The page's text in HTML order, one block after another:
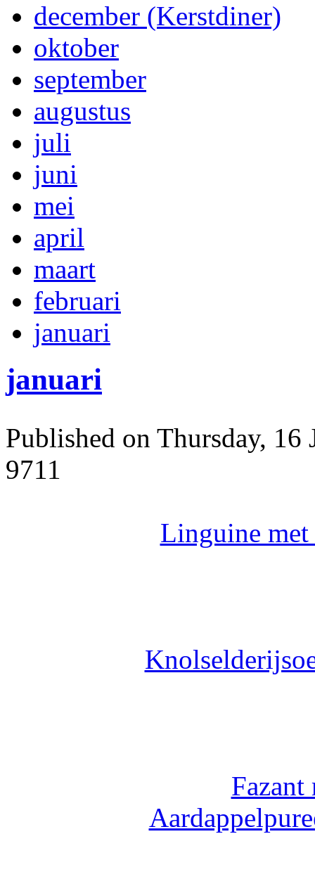
december (Kerstdiner)
oktober
september
augustus
juli
juni
mei
april
maart
februari
januari
januari
Published on Thursday,
9711
Linguine